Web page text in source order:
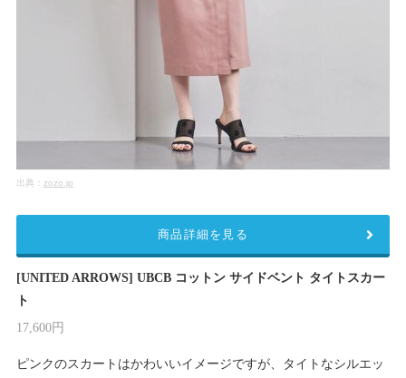
出典： zozo.jp
[UNITED ARROWS] UBCB コットン サイドベント タイトスカー
ト
17,600円
ピンクのスカートはかわいいイメージですが、タイトなシルエッ
商品詳細を見る